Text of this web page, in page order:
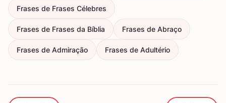
Frases de Frases Célebres
Frases de Frases da Bíblia Frases de Abraço
Frases de Admiração Frases de Adultério